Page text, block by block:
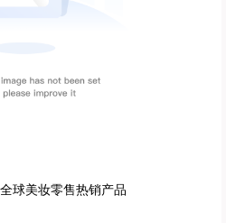
球美妆零售热销产品